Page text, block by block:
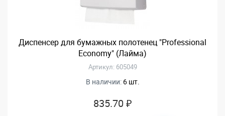
Диспенсер для бумажных полотенец "Professional
Economy" (Лайма)
Артикул: 605049
В наличии: 6 шт.
835.70 ₽